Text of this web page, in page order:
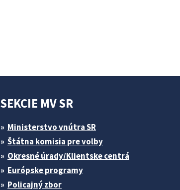
SEKCIE MV SR
Ministerstvo vnútra SR
Štátna komisia pre volby
Okresné úrady/Klientske centrá
Európske programy
Policajný zbor